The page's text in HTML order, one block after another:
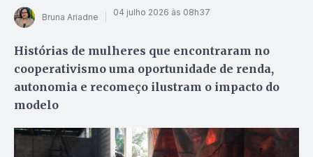
Bruna Ariadne 04 julho 2026 às 08h37
Histórias de mulheres que encontraram no
cooperativismo uma oportunidade de renda,
autonomia e recomeço ilustram o impacto do
modelo